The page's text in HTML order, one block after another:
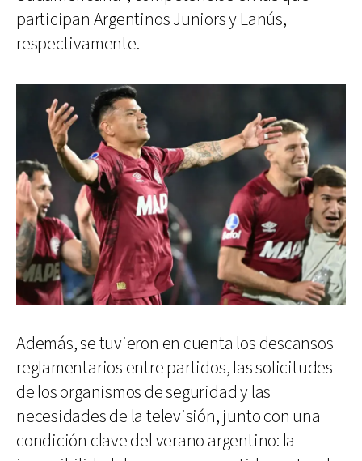
participan Argentinos Juniors y Lanús,
respectivamente.
Además, se tuvieron en cuenta los descansos
reglamentarios entre partidos, las solicitudes
de los organismos de seguridad y las
necesidades de la televisión, junto con una
condición clave del verano argentino: la